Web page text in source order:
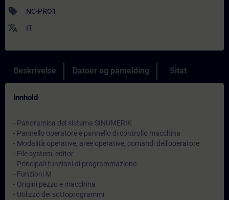
sell NC-PRO1
translate IT
Beskrivelse Datoer og påmelding Sitat
Innhold
- Panoramica del sistema SINUMERIK
- Pannello operatore e pannello di controllo macchina
- Modalità operative, aree operative, comandi dell'operatore
- File system, editor
- Principali funzioni di programmazione
- Funzioni M
- Origini pezzo e macchina
- Utilizzo dei sottoprogrammi